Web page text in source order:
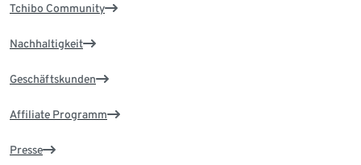
Tchibo Community
Nachhaltigkeit
Geschäftskunden
Affiliate Programm
Presse